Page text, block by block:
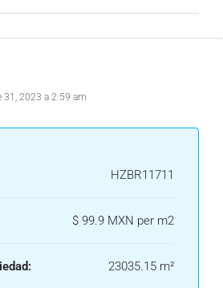
2023 a 2:59 am
HZBR11711
$ 99.9 MXN per m2
23035.15 m²